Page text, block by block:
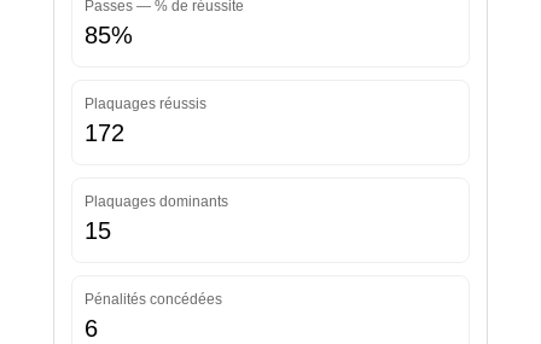
Passes — % de réussite
85%
Plaquages réussis
172
Plaquages dominants
15
Pénalités concédées
6